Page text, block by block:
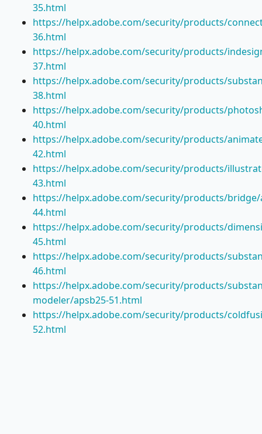
35.html
https://helpx.adobe.com/security/products/
36.html
https://helpx.adobe.com/security/products/
37.html
https://helpx.adobe.com/security/products/
38.html
https://helpx.adobe.com/security/products/
40.html
https://helpx.adobe.com/security/products/
42.html
https://helpx.adobe.com/security/products/
43.html
https://helpx.adobe.com/security/products/bridge/
44.html
https://helpx.adobe.com/security/products/
45.html
https://helpx.adobe.com/security/products/
46.html
https://helpx.adobe.com/security/products/
modeler/apsb25-51.html
https://helpx.adobe.com/security/products/
52.html